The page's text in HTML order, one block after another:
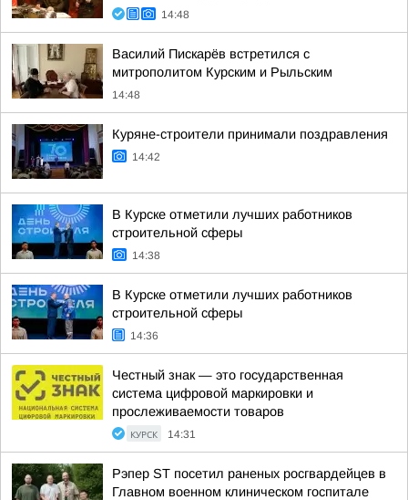
14:48
Василий Пискарёв встретился с
митрополитом Курским и Рыльским
14:48
Куряне-строители принимали поздравления
14:42
В Курске отметили лучших работников
строительной сферы
14:38
В Курске отметили лучших работников
строительной сферы
14:36
Честный знак — это государственная
система цифровой маркировки и
прослеживаемости товаров
КУРСК 14:31
Рэпер ST посетил раненых росгвардейцев в
Главном военном клиническом госпитале